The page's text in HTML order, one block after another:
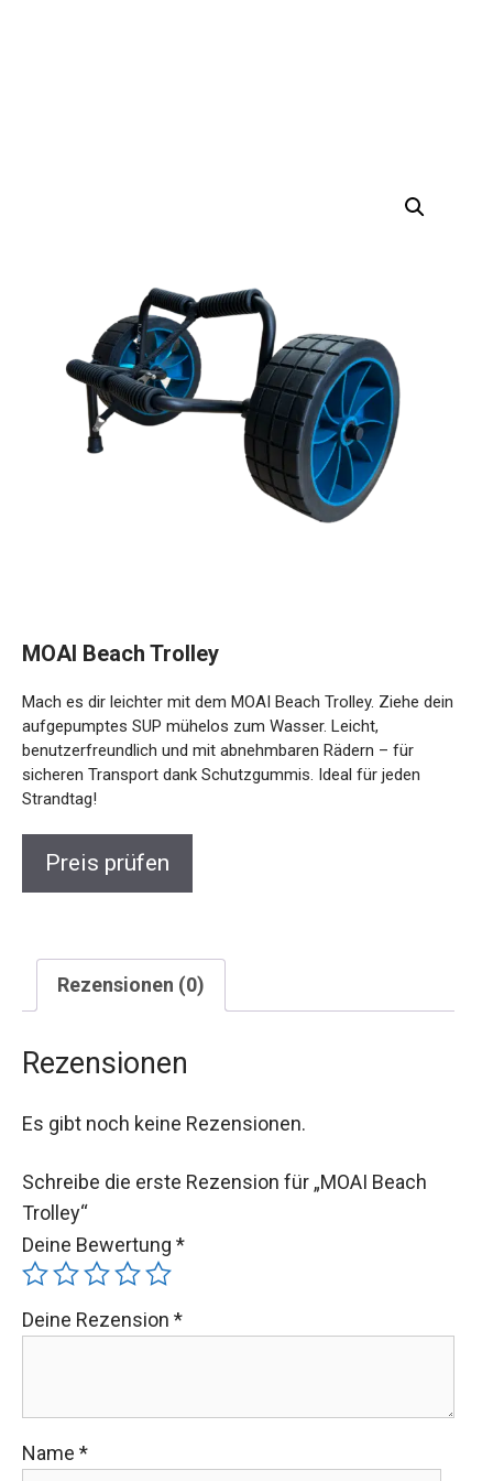
MOAI Beach Trolley
Mach es dir leichter mit dem MOAI Beach Trolley. Ziehe dein
aufgepumptes SUP mühelos zum Wasser. Leicht,
benutzerfreundlich und mit abnehmbaren Rädern – für
sicheren Transport dank Schutzgummis. Ideal für jeden
Strandtag!
Preis prüfen
Rezensionen (0)
Rezensionen
Es gibt noch keine Rezensionen.
Schreibe die erste Rezension für „MOAI Beach
Trolley“
Deine Bewertung *
Deine Rezension *
Name *